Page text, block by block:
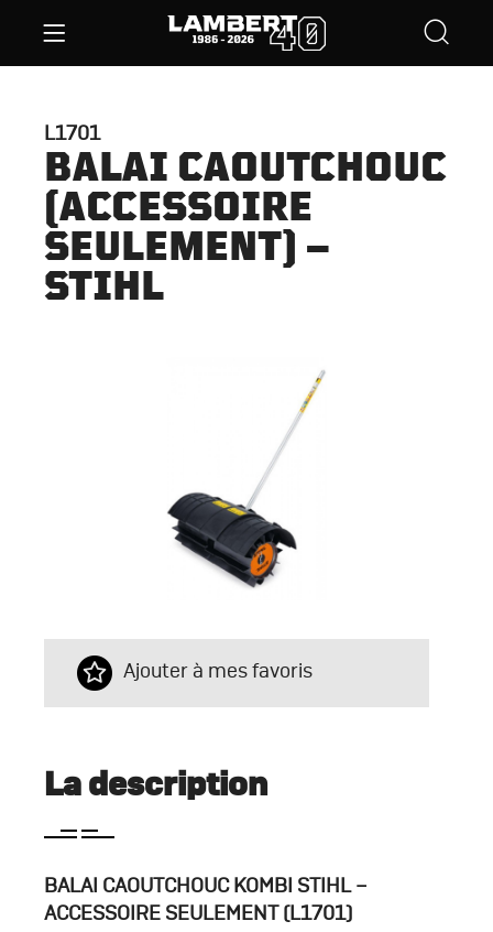
L1701
BALAI CAOUTCHOUC
(ACCESSOIRE
SEULEMENT) –
STIHL
Ajouter à mes favoris
La description
BALAI CAOUTCHOUC KOMBI STIHL –
ACCESSOIRE SEULEMENT (L1701)